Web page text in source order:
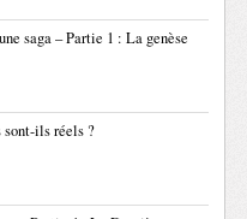
saga – Partie 1 : La genèse
sont-ils réels ?